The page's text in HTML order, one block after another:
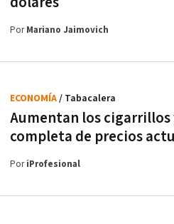
PorMariano Jaimovich
Aumentan los cigarrillos
completa de precios
ECONOMÍA/ Tabacalera
PoriProfesional